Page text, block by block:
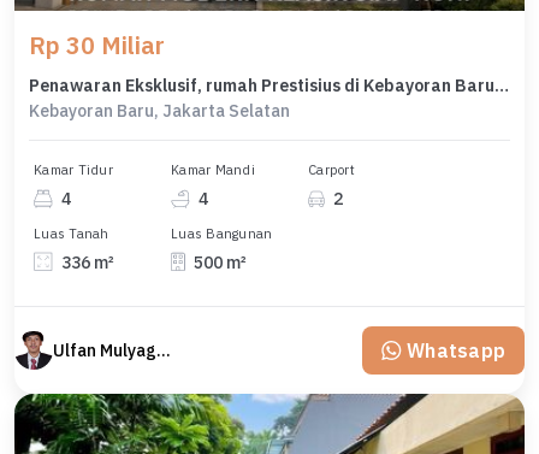
Rp 30 Miliar
Penawaran Eksklusif, rumah Prestisius di Kebayoran Baru, Jakarta Selatan, LB 500m²
Kebayoran Baru, Jakarta Selatan
Kamar Tidur
4
Kamar Mandi
4
Carport
2
Luas Tanah
336 m²
Luas Bangunan
500 m²
Ulfan Mulyagan Whatsapp